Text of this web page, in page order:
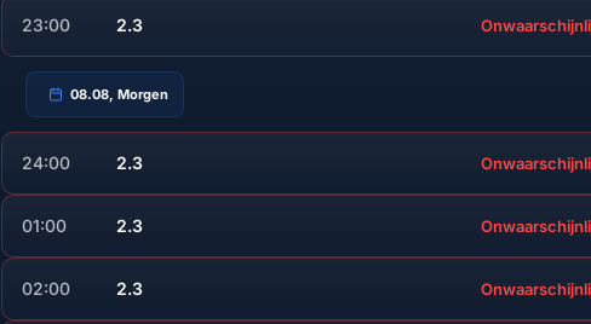
23:00 2.3
08.08, Morgen
24:00 2.3
01:00 2.3
02:00 2.3